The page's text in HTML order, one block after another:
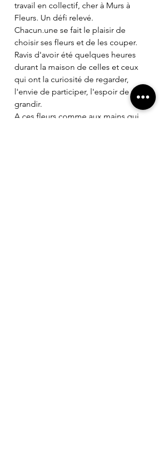
travail en collectif, cher à Murs à
Fleurs. Un défi relevé.
Chacun.une se fait le plaisir de
choisir ses fleurs et de les couper.
Ravis d'avoir été quelques heures
durant la maison de celles et ceux
qui ont la curiosité de regarder,
l'envie de participer, l'espoir de voir
grandir.
A ces fleurs comme aux mains qui